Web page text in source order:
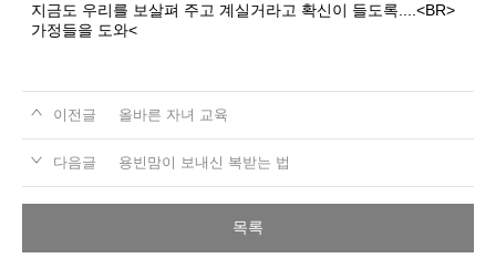
지금도 우리를 보살펴 주고 계실거라고 확신이 들도록....<BR>
가정들을 도와<
이전글 올바른 자녀 교육
다음글 용빈맘이 보내신 복받는 법
목록